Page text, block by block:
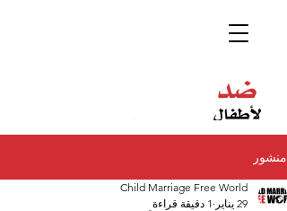
منشور
Child Marriage Free World
29 يناير
1 دقيقة قراءة